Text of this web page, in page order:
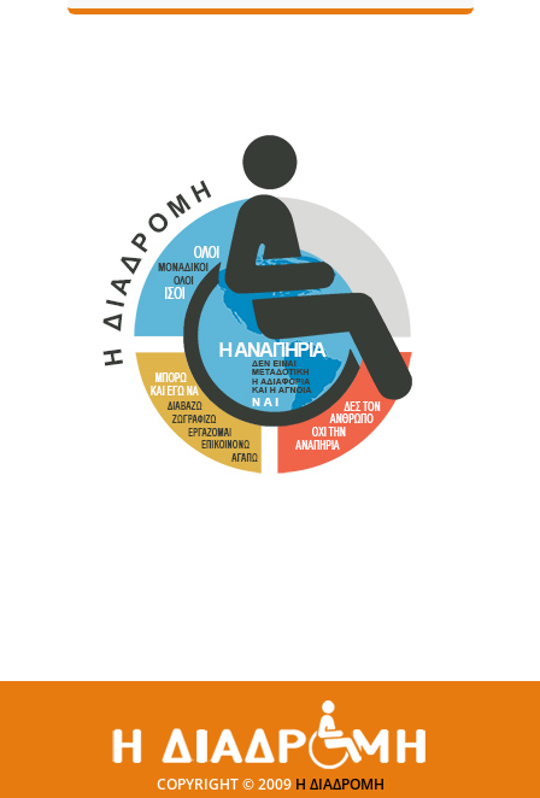
COPYRIGHT © 2009 Η ΔΙΑΔΡΟΜΗ